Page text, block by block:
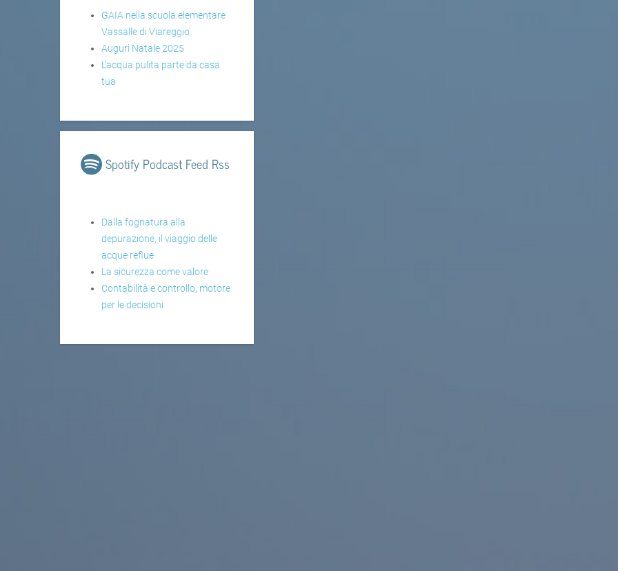
GAIA nella scuola elementare
Vassalle di Viareggio
Auguri Natale 2025
L'acqua pulita parte da casa
tua
Spotify Podcast Feed Rss
Dalla fognatura alla
depurazione, il viaggio delle
acque reflue
La sicurezza come valore
Contabilità e controllo, motore
per le decisioni